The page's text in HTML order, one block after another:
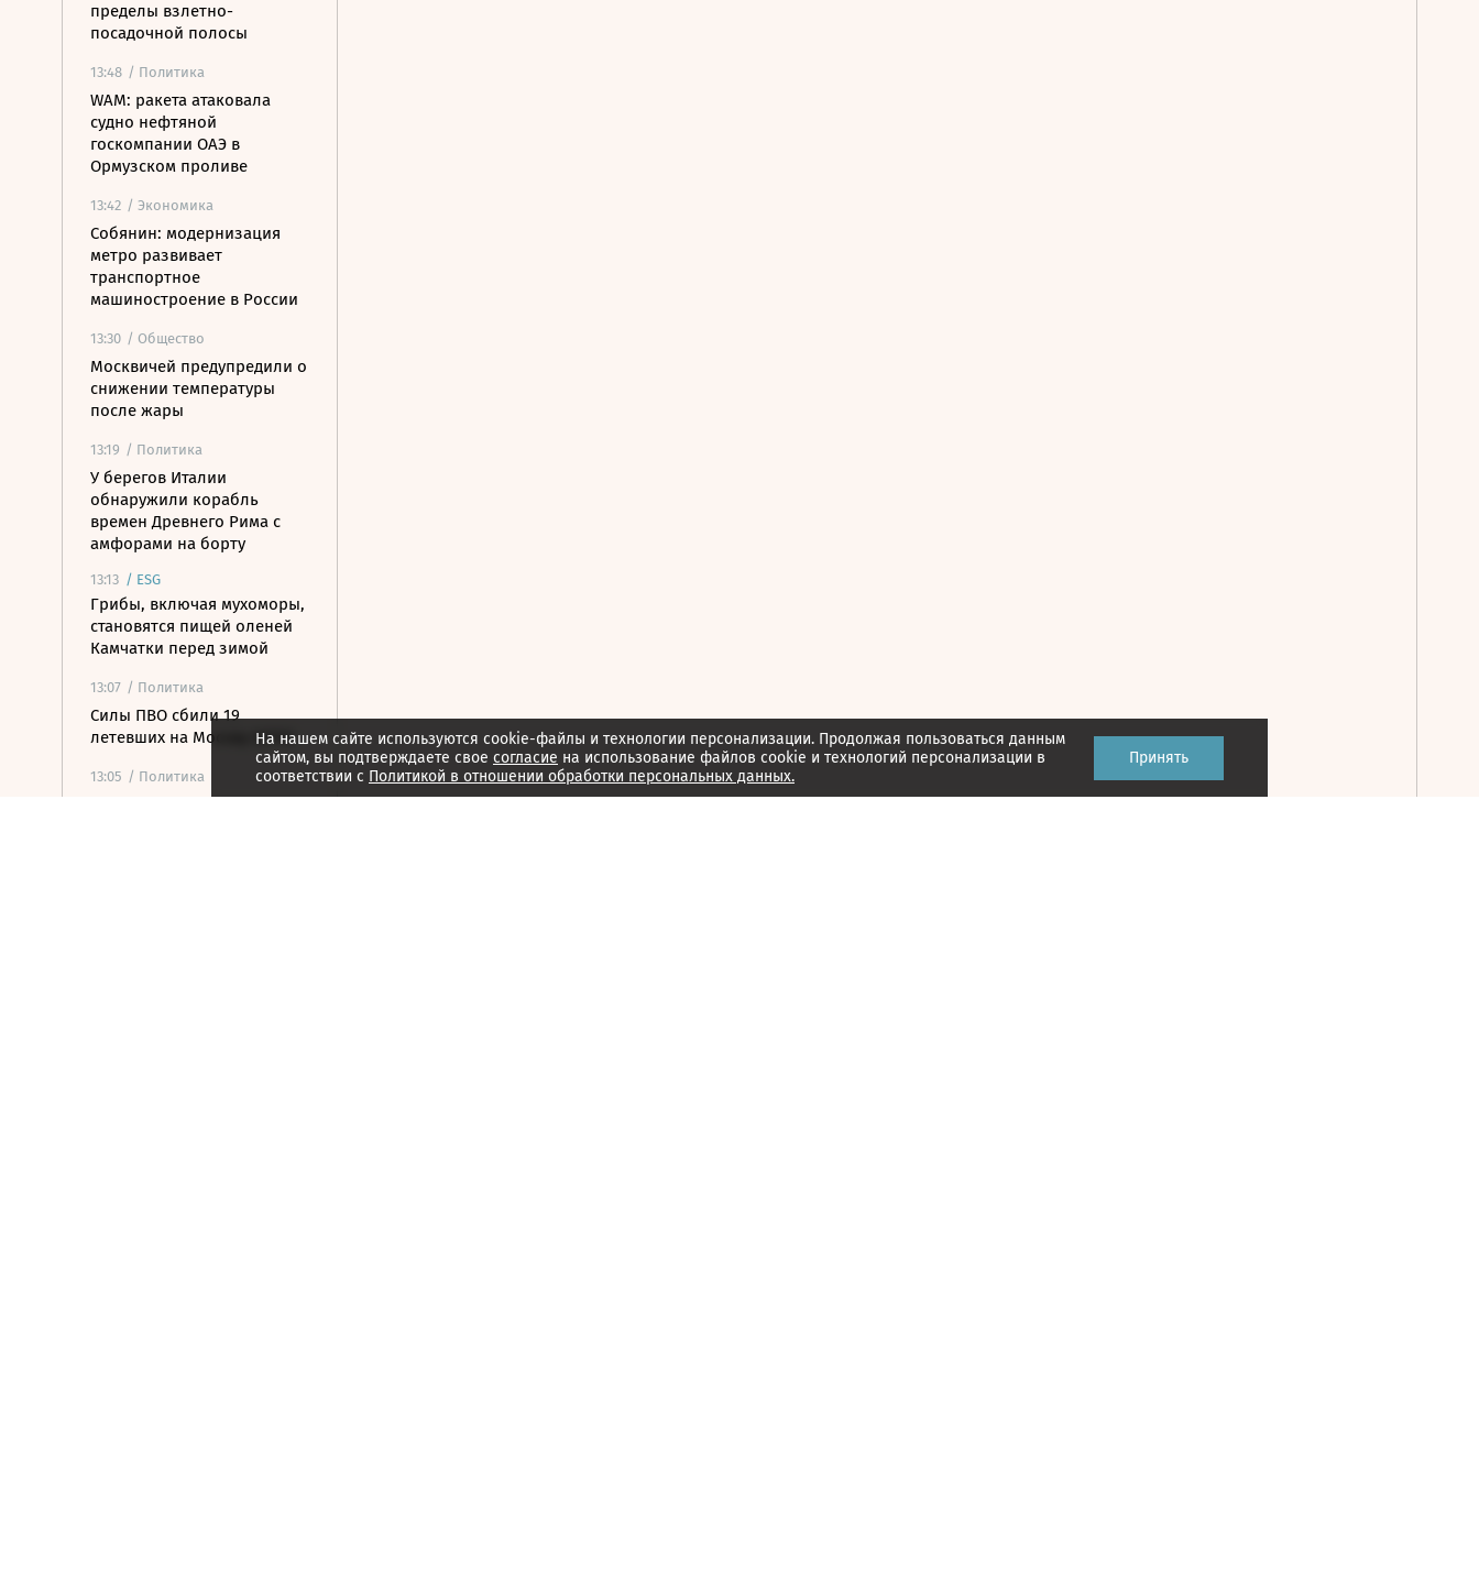
пределы взлетно-
посадочной полосы
13:48 / Политика
WAM: ракета атаковала
судно нефтяной
госкомпании ОАЭ в
Ормузском проливе
13:42 / Экономика
Собянин: модернизация
метро развивает
транспортное
машиностроение в России
13:30 / Общество
Москвичей предупредили о
снижении температуры
после жары
13:19 / Политика
У берегов Италии
обнаружили корабль
времен Древнего Рима с
амфорами на борту
13:13 / ESG
Грибы, включая мухоморы,
становятся пищей оленей
Камчатки перед зимой
13:07 / Политика
Силы ПВО сбили 19
летевших на Москву БПЛА
13:05 / Политика
На нашем сайте используются cookie-файлы и технологии персонализации. Продолжая пользоваться данным
сайтом, вы подтверждаете свое согласие на использование файлов cookie и технологий персонализации в
соответствии с Политикой в отношении обработки персональных данных.
Принять